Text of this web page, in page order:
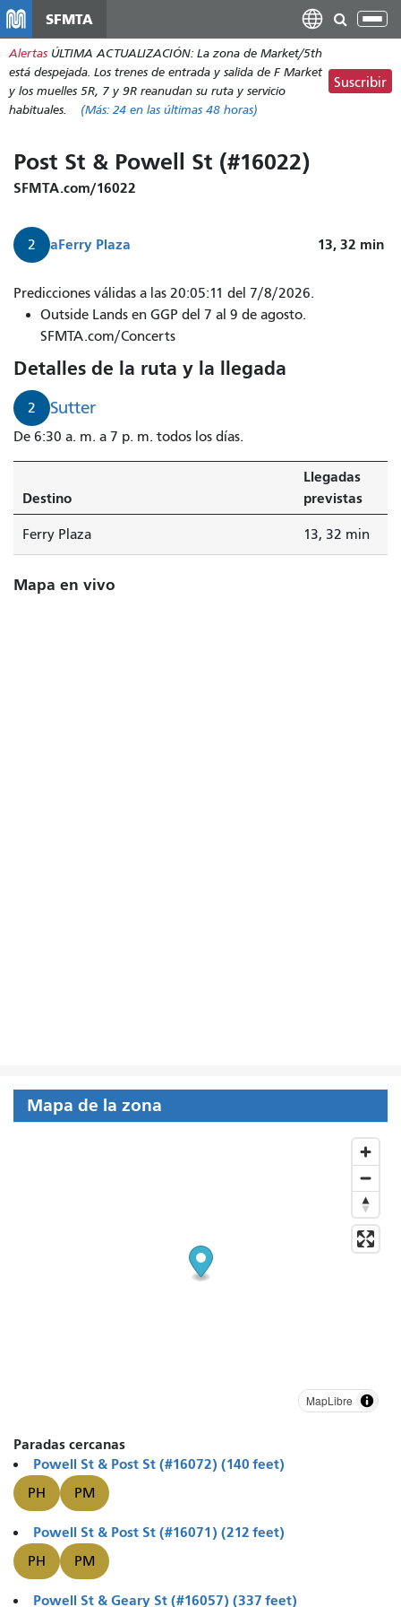
contenido
principal
SFMTA
Alertas ÚLTIMA ACTUALIZACIÓN: La zona de Market/5th
está despejada. Los trenes de entrada y salida de F Market
y los muelles 5R, 7 y 9R reanudan su ruta y servicio
habituales.
(Más: 24 en las últimas 48 horas)
Suscribir
Post St & Powell St (#16022)
SFMTA.com/16022
2 aFerry Plaza 13, 32 min
Predicciones válidas a las 20:05:11 del 7/8/2026.
Outside Lands en GGP del 7 al 9 de agosto.
SFMTA.com/Concerts
Detalles de la ruta y la llegada
2 Sutter
De 6:30 a. m. a 7 p. m. todos los días.
Destino
Llegadas
previstas
Ferry Plaza 13, 32 min
Mapa en vivo
Mapa de la zona
MapLibre
Paradas cercanas
Powell St & Post St (#16072) (140 feet)
PH PM
Powell St & Post St (#16071) (212 feet)
PH PM
Powell St & Geary St (#16057) (337 feet)